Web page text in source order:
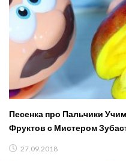
Песенка про Пальчики
Фруктов с Мистером
27.09.2018